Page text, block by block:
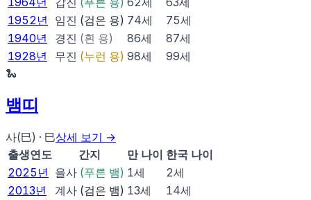
1952 년 임진 (검은 용) 74세 75세
1940년 경진 (흰 용) 86세 87세
1928년 무진 (누런 용) 98세 99세
🐍
뱀띠
사(巳) · 巳상세 보기 →
출생연도
간지 만 나이 한국 나이
2025 년 을사 (푸른 뱀) 1세 2세
2013년 계사 (검은 뱀) 13세 14세